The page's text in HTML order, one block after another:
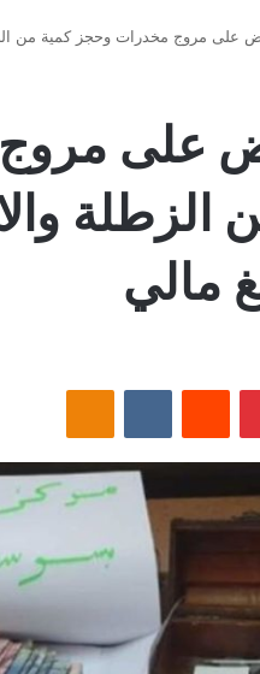
على مروج مخدرات وحجز كمية من
على
الزطلة
مالي
بينتيريست